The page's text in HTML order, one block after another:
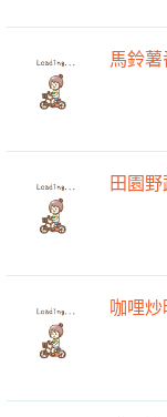
馬鈴
田園
咖哩